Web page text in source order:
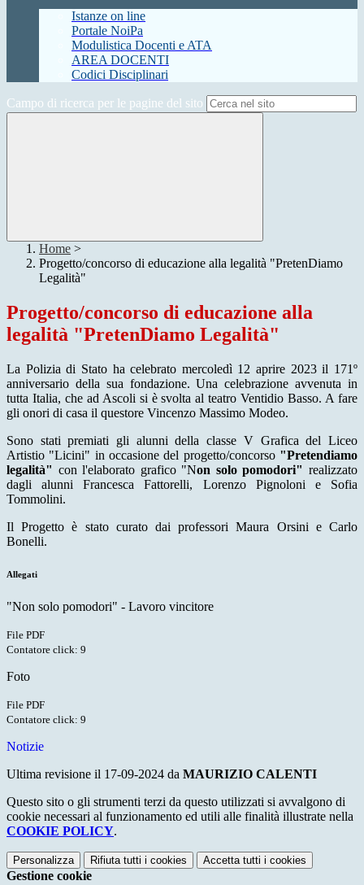
Istanze on line
Portale NoiPa
Modulistica Docenti e ATA
AREA DOCENTI
Codici Disciplinari
Campo di ricerca per le pagine del sito
Home >
Progetto/concorso di educazione alla legalità "PretenDiamo
Legalità"
Progetto/concorso di educazione alla
legalità "PretenDiamo Legalità"
La Polizia di Stato ha celebrato mercoledì 12 aprire 2023 il 171º
anniversario della sua fondazione. Una celebrazione avvenuta in
tutta Italia, che ad Ascoli si è svolta al teatro Ventidio Basso. A fare
gli onori di casa il questore Vincenzo Massimo Modeo.
Sono stati premiati gli alunni della classe V Grafica del Liceo
Artistio "Licini" in occasione del progetto/concorso "Pretendiamo
legalità" con l'elaborato grafico "Non solo pomodori" realizzato
dagli alunni Francesca Fattorelli, Lorenzo Pignoloni e Sofia
Tommolini.
Il Progetto è stato curato dai professori Maura Orsini e Carlo
Bonelli.
Allegati
"Non solo pomodori" - Lavoro vincitore
File PDF
Contatore click: 9
Foto
File PDF
Contatore click: 9
Notizie
Ultima revisione il 17-09-2024 da MAURIZIO CALENTI
Questo sito o gli strumenti terzi da questo utilizzati si avvalgono di
cookie necessari al funzionamento ed utili alle finalità illustrate nella
COOKIE POLICY.
Personalizza Rifiuta tutti i cookies Accetta tutti i cookies
Gestione cookie